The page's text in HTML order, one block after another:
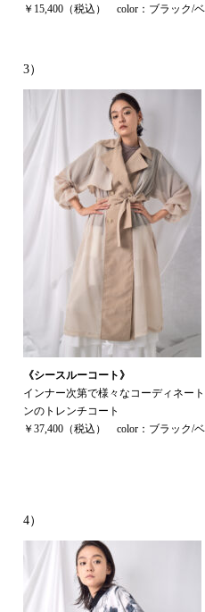
￥15,400（税込） color：ブラック/ベ
3）
《シースルーコート》
インナー次第で様々なコーディネー
ンのトレンチコート
￥37,400（税込） color：ブラック/ベ
4）